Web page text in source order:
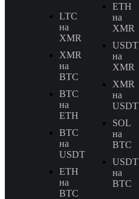
LTC
на
XMR
XMR
на
BTC
BTC
на
ETH
BTC
на
USDT
ETH
на
BTC
ETH
на
XMR
USDT
на
XMR
XMR
на
USDT
SOL
на
BTC
USDT
на
BTC